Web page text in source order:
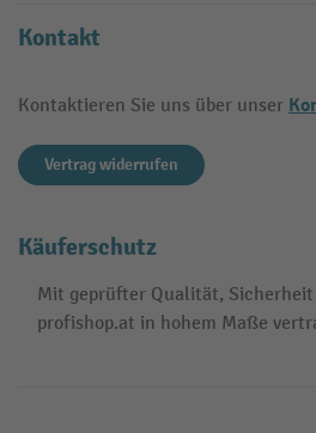
Kontakt
Kontaktieren Sie uns über unser
Vertrag widerrufen
Käuferschutz
Mit geprüfter Qualität,
profishop.at in hohem Maße